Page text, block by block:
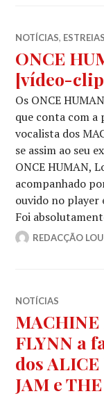
NOTÍCIAS, ESTREIAS
ONCE
[vídeo-
Os ONCE
que conta com
vocalista dos
se assim ao seu
ONCE HUMAN,
acompanhado
ouvido no player
Foi
REDACÇÃO
NOTÍCIAS
MACHINE
FLYNN a
dos
JAM e